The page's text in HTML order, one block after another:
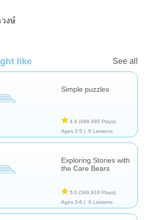
งษ์
like See all
Simple puzzles
4.9 (488,495 Plays)
Ages 2-5 |
6 Lessons
Exploring Stories with
the Care Bears
5.0 (348,918 Plays)
Ages 3-6 |
6 Lessons